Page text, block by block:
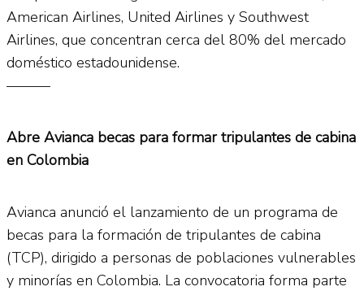
American Airlines, United Airlines y Southwest
Airlines, que concentran cerca del 80% del mercado
doméstico estadounidense.
———
Abre Avianca becas para formar tripulantes de cabina
en Colombia
Avianca anunció el lanzamiento de un programa de
becas para la formación de tripulantes de cabina
(TCP), dirigido a personas de poblaciones vulnerables
y minorías en Colombia. La convocatoria forma parte